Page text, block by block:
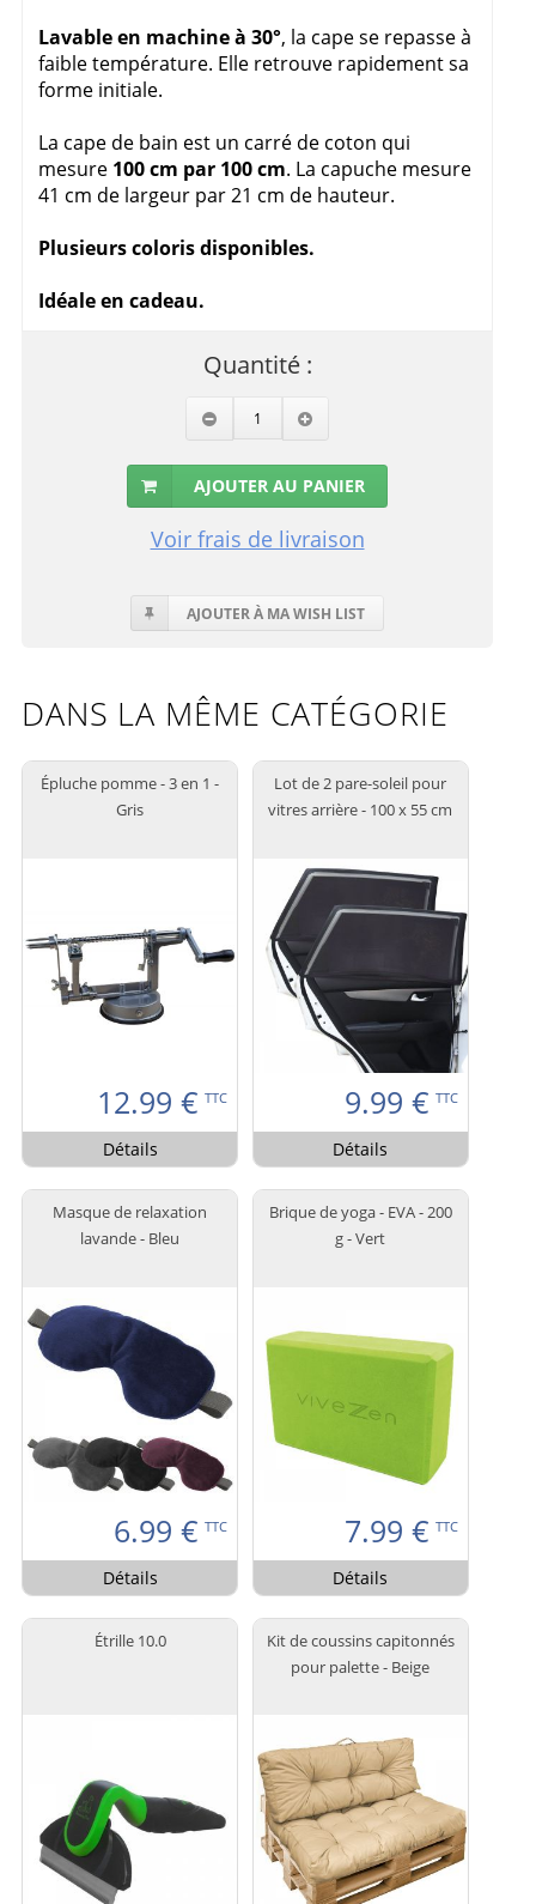
Lavable en machine à 30°, la cape se repasse à
faible température. Elle retrouve rapidement sa
forme initiale.
La cape de bain est un carré de coton qui
mesure 100 cm par 100 cm. La capuche mesure
41 cm de largeur par 21 cm de hauteur.
Plusieurs coloris disponibles.
Idéale en cadeau.
Quantité :
AJOUTER AU PANIER
Voir frais de livraison
AJOUTER À MA WISH LIST
DANS LA MÊME CATÉGORIE
Épluche pomme - 3 en 1 -
Gris
12.99 € TTC
Détails
Lot de 2 pare-soleil pour
vitres arrière - 100 x 55 cm
9.99 € TTC
Détails
Masque de relaxation
lavande - Bleu
6.99 € TTC
Détails
Brique de yoga - EVA - 200
g - Vert
7.99 € TTC
Détails
Étrille 10.0
Kit de coussins capitonnés
pour palette - Beige